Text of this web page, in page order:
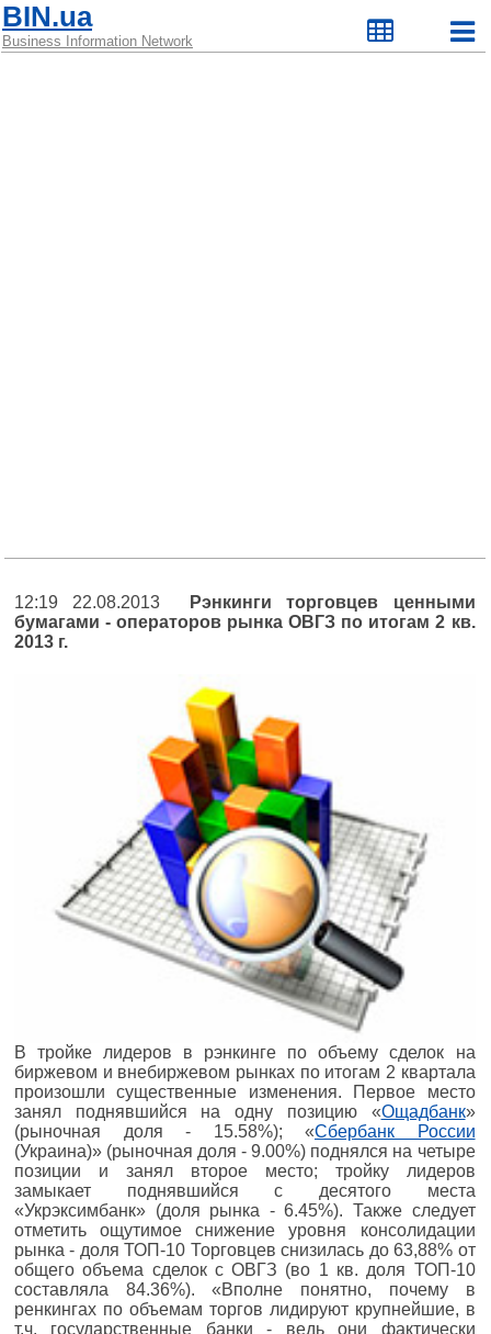
BIN.ua
Business Information Network
12:19 22.08.2013
Рэнкинги торговцев ценными
бумагами - операторов рынка ОВГЗ по итогам 2 кв.
2013 г.
В тройке лидеров в рэнкинге по объему сделок на
биржевом и внебиржевом рынках по итогам 2 квартала
произошли существенные изменения. Первое место
занял поднявшийся на одну позицию «Ощадбанк»
(рыночная доля - 15.58%); «Сбербанк России
(Украина)» (рыночная доля - 9.00%) поднялся на четыре
позиции и занял второе место; тройку лидеров
замыкает поднявшийся с десятого места
«Укрэксимбанк» (доля рынка - 6.45%). Также следует
отметить ощутимое снижение уровня консолидации
рынка - доля ТОП-10 Торговцев снизилась до 63,88% от
общего объема сделок с ОВГЗ (во 1 кв. доля ТОП-10
составляла 84.36%). «Вполне понятно, почему в
ренкингах по объемам торгов лидируют крупнейшие, в
т.ч. государственные банки - ведь они фактически